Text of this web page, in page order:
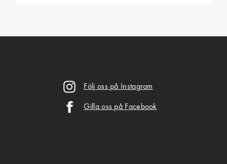
Följ oss på Instagram
Gilla oss på Facebook